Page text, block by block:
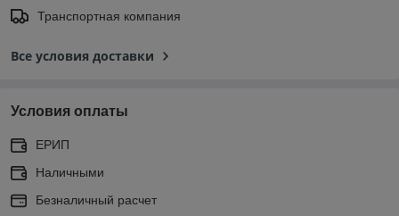
Транспортная компания
Все условия доставки
Условия оплаты
ЕРИП
Наличными
Безналичный расчет